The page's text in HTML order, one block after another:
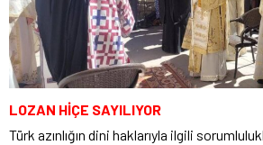
LOZAN HİÇE SAYILIYOR
Türk azınlığın dini haklarıyla ilgili